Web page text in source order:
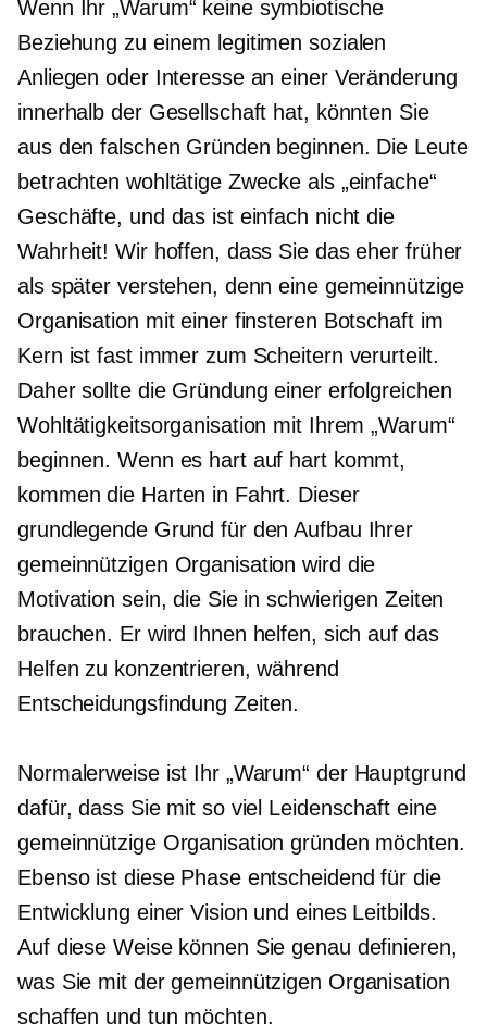
Wenn Ihr „Warum“ keine symbiotische
Beziehung zu einem legitimen sozialen
Anliegen oder Interesse an einer Veränderung
innerhalb der Gesellschaft hat, könnten Sie
aus den falschen Gründen beginnen. Die Leute
betrachten wohltätige Zwecke als „einfache“
Geschäfte, und das ist einfach nicht die
Wahrheit! Wir hoffen, dass Sie das eher früher
als später verstehen, denn eine gemeinnützige
Organisation mit einer finsteren Botschaft im
Kern ist fast immer zum Scheitern verurteilt.
Daher sollte die Gründung einer erfolgreichen
Wohltätigkeitsorganisation mit Ihrem „Warum“
beginnen. Wenn es hart auf hart kommt,
kommen die Harten in Fahrt. Dieser
grundlegende Grund für den Aufbau Ihrer
gemeinnützigen Organisation wird die
Motivation sein, die Sie in schwierigen Zeiten
brauchen. Er wird Ihnen helfen, sich auf das
Helfen zu konzentrieren, während
Entscheidungsfindung Zeiten.
Normalerweise ist Ihr „Warum“ der Hauptgrund
dafür, dass Sie mit so viel Leidenschaft eine
gemeinnützige Organisation gründen möchten.
Ebenso ist diese Phase entscheidend für die
Entwicklung einer Vision und eines Leitbilds.
Auf diese Weise können Sie genau definieren,
was Sie mit der gemeinnützigen Organisation
schaffen und tun möchten.